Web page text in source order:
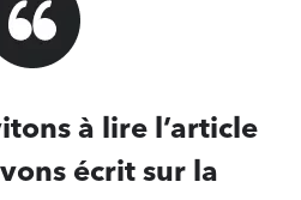
à lire l’article
écrit sur la